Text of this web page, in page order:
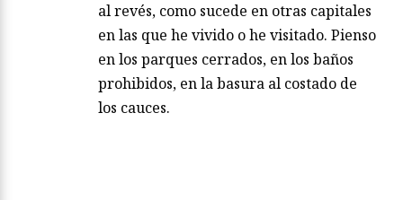
al revés, como sucede en otras capitales
en las que he vivido o he visitado. Pienso
en los parques cerrados, en los baños
prohibidos, en la basura al costado de
los cauces.